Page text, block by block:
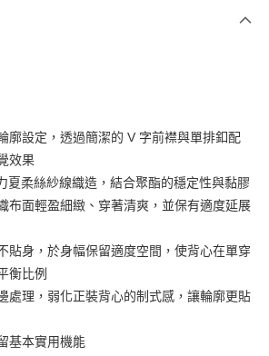
彰化商業銀行
兆豐國際商業銀行
台中商業銀行
永豐商業銀行
中國信託商業銀行
台北富邦商業銀行
兆豐國際商業銀行
華泰商業銀行
星展（台灣）商業銀行
廓設定，透過簡潔的 V 字前襟與單排釦配
效果
夏柔絲紗線織造，結合聚酯的穩定性與黏膠
布面輕盈細緻、穿著清爽，並保有適度延展
貼身，於身幅保留適度空間，使背心在單穿
衡比例
處理，弱化正裝背心的制式感，讓輪廓更貼
基本實用機能